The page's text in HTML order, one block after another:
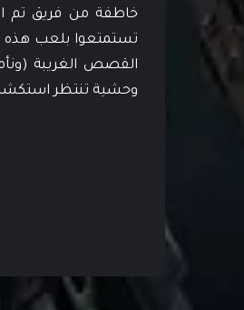
خاطفة من فريق تم
تستمتعوا بلعب هذه
القصص الغريبة
وحشية تنتظر